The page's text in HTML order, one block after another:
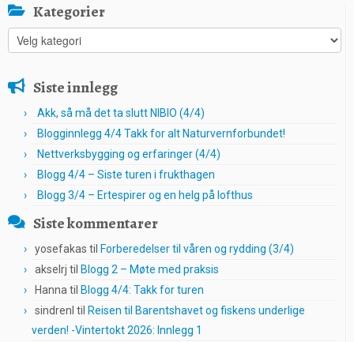
Kategorier
Kategorier
Siste innlegg
Akk, så må det ta slutt NIBIO (4/4)
Blogginnlegg 4/4 Takk for alt Naturvernforbundet!
Nettverksbygging og erfaringer (4/4)
Blogg 4/4 – Siste turen i frukthagen
Blogg 3/4 – Ertespirer og en helg på lofthus
Siste kommentarer
yosefakas til Forberedelser til våren og rydding (3/4)
akselrj til Blogg 2 – Møte med praksis
Hanna til Blogg 4/4: Takk for turen
sindrenl til Reisen til Barentshavet og fiskens underlige
verden! -Vintertokt 2026: Innlegg 1